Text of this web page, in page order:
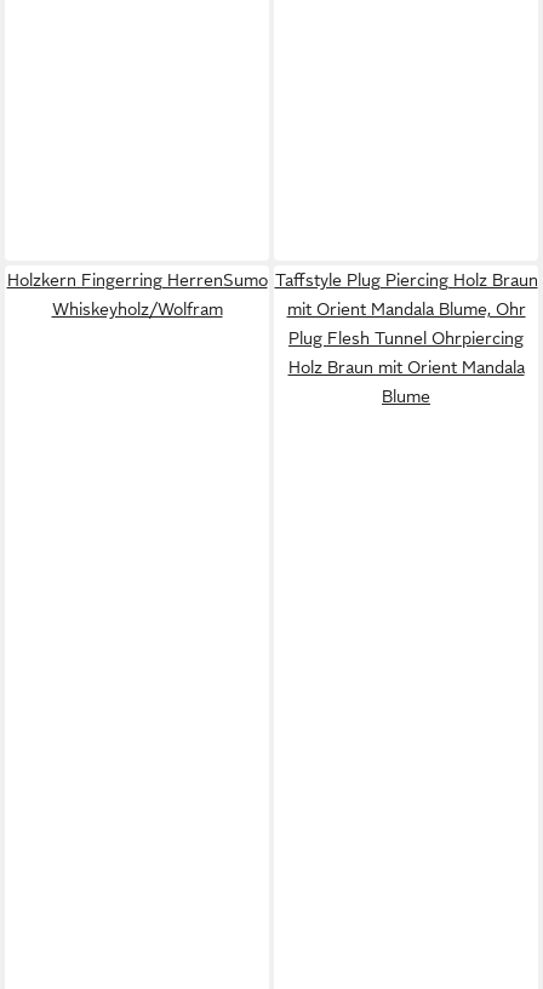
Holzkern Fingerring HerrenSumo
Whiskeyholz/Wolfram
Taffstyle Plug Piercing Holz Braun
mit Orient Mandala Blume, Ohr
Plug Flesh Tunnel Ohrpiercing
Holz Braun mit Orient Mandala
Blume